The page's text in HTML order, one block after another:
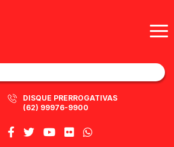
DISQUE PRERROGATIVAS
(62) 99976-9900